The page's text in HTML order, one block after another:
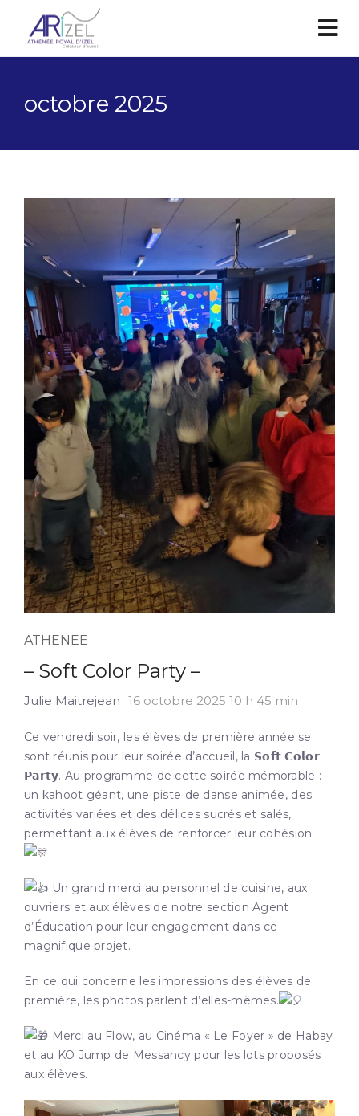
octobre 2025
ATHENEE
– Soft Color Party –
Julie Maitrejean 16 octobre 2025 10 h 45 min
Ce vendredi soir, les élèves de première année se
sont réunis pour leur soirée d’accueil, la 𝗦𝗼𝗳𝘁 𝗖𝗼𝗹𝗼𝗿
𝗣𝗮𝗿𝘁𝘆. Au programme de cette soirée mémorable :
un kahoot géant, une piste de danse animée, des
activités variées et des délices sucrés et salés,
permettant aux élèves de renforcer leur cohésion.
Un grand merci au personnel de cuisine, aux
ouvriers et aux élèves de notre section Agent
d’Éducation pour leur engagement dans ce
magnifique projet.
En ce qui concerne les impressions des élèves de
première, les photos parlent d’elles-mêmes.
Merci au Flow, au Cinéma « Le Foyer » de Habay
et au KO Jump de Messancy pour les lots proposés
aux élèves.